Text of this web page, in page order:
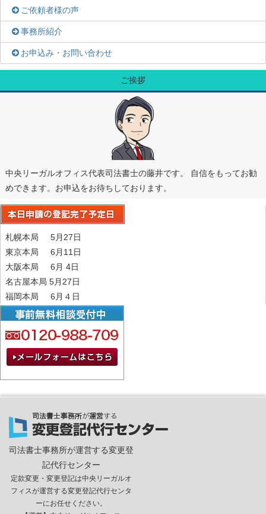
ご依頼者様の声
事務所紹介
お申込み・お問い合わせ
ご挨拶
中央リーガルオフィス代表司法書士の藤井です。 自信をもってお勧
めできます。お申込をお待ちしております。
札幌本局 5月27日
東京本局 6月11日
大阪本局 6月 4日
名古屋本局 5月27日
福岡本局 6月４日
司法書士事務所が運営する変更登
記代行センター
定款変更・変更登記は中央リーガルオ
フィスが運営する変更登記代行センタ
ーにお任せください。